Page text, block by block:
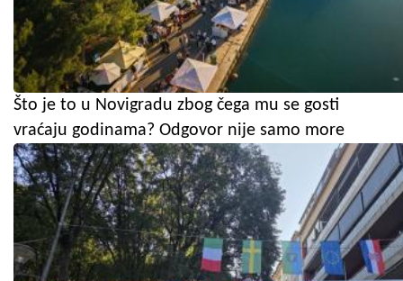
Što je to u Novigradu zbog čega mu se gosti
vraćaju godinama? Odgovor nije samo more